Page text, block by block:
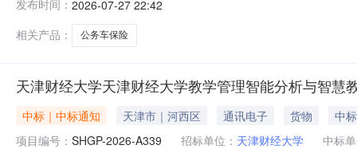
1二、竟比结果筛选工具使用：采购人未使用筛选工具，
发布时间： 2026-07-27 22:42
相关产品：
公务车保险
天津财经大学天津财经大学教学管理智能分析与智
中标｜中标通知 天津市｜河西区 通讯电子 货物
中
项目编号： SHGP-2026-A339 招标单位： 天津财经大学
中标